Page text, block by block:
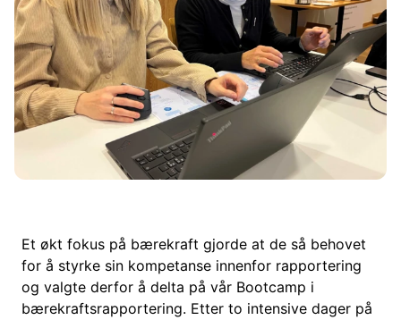
Et økt fokus på bærekraft gjorde at de så behovet
for å styrke sin kompetanse innenfor rapportering
og valgte derfor å delta på vår Bootcamp i
bærekraftsrapportering. Etter to intensive dager på